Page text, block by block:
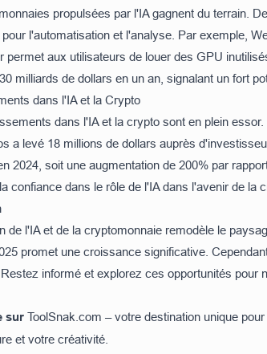
propulsées par l'IA gagnent du terrain.
l'automatisation et l'analyse. Par exemple,
permet aux utilisateurs de louer des GPU
milliards de dollars en un an, signalant un fort
dans l'IA et la Crypto
dans l'IA et la crypto sont en plein essor.
a levé 18 millions de dollars auprès
2024, soit une augmentation de 200% par
confiance dans le rôle de l'IA dans l'avenir de la
de l'IA et de la cryptomonnaie remodèle le
promet une croissance significative.
informé et explorez ces opportunités pour
sur ToolSnak.com – votre destination unique
et votre créativité.